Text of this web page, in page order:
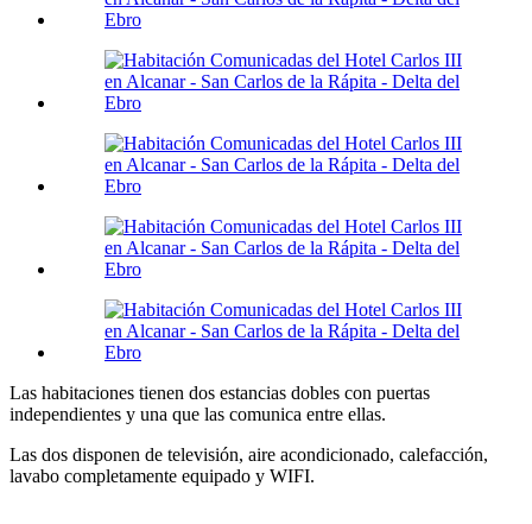
Las habitaciones tienen dos estancias dobles con puertas
independientes y una que las comunica entre ellas.
Las dos disponen de televisión, aire acondicionado, calefacción,
lavabo completamente equipado y WIFI.